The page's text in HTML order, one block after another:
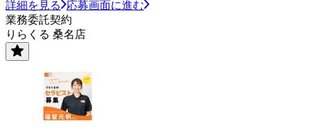
詳細を見る
応募画面に進む
業務委託契約
りらくる 桑名店